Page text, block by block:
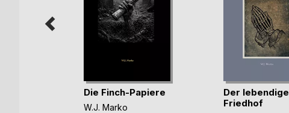
Die Finch-Papiere
W.J. Marko
Der lebendige
Friedhof